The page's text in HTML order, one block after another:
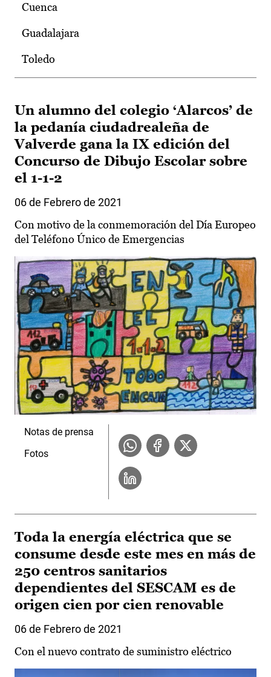
Cuenca
Guadalajara
Toledo
Un alumno del colegio ‘Alarcos’ de
la pedanía ciudadrealeña de
Valverde gana la IX edición del
Concurso de Dibujo Escolar sobre
el 1-1-2
06 de Febrero de 2021
Con motivo de la conmemoración del Día Europeo
del Teléfono Único de Emergencias
Notas de prensa
Fotos
Toda la energía eléctrica que se
consume desde este mes en más de
250 centros sanitarios
dependientes del SESCAM es de
origen cien por cien renovable
06 de Febrero de 2021
Con el nuevo contrato de suministro eléctrico